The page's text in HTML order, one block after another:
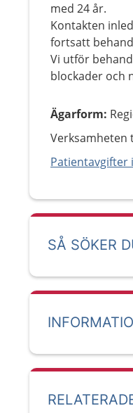
med 24 år.
Kontakten
fortsatt
Vi utför
blockader och
Ägarform:
Verksamheten
Patientavgifter
SÅ SÖKER